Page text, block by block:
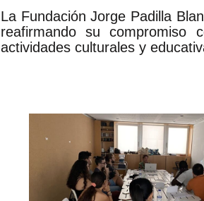
La Fundación Jorge Padilla
reafirmando su
actividades culturales y